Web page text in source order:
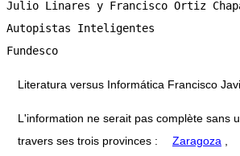
Literatura versus Informática Francisco
L'information ne serait pas complète sans
travers ses trois provinces :
Zaragoza ,